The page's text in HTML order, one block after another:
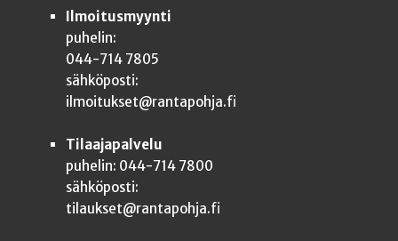
Ilmoitusmyynti
puhelin:
044-714 7805
sähköposti:
ilmoitukset@rantapohja.fi
Tilaajapalvelu
puhelin: 044-714 7800
sähköposti:
tilaukset@rantapohja.fi